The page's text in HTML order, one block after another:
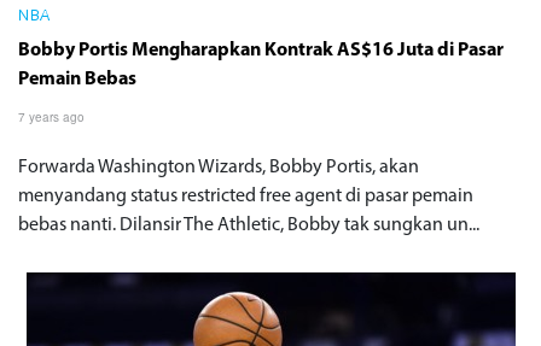
NBA
Bobby Portis Mengharapkan Kontrak AS$16 Juta di Pasar
Pemain Bebas
7 years ago
Forwarda Washington Wizards, Bobby Portis, akan
menyandang status restricted free agent di pasar pemain
bebas nanti. Dilansir The Athletic, Bobby tak sungkan un...